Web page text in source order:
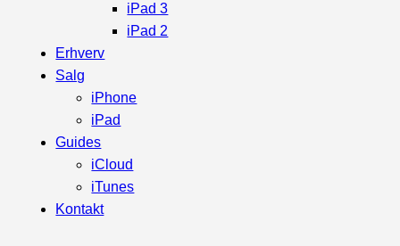
iPad 3
iPad 2
Erhverv
Salg
iPhone
iPad
Guides
iCloud
iTunes
Kontakt